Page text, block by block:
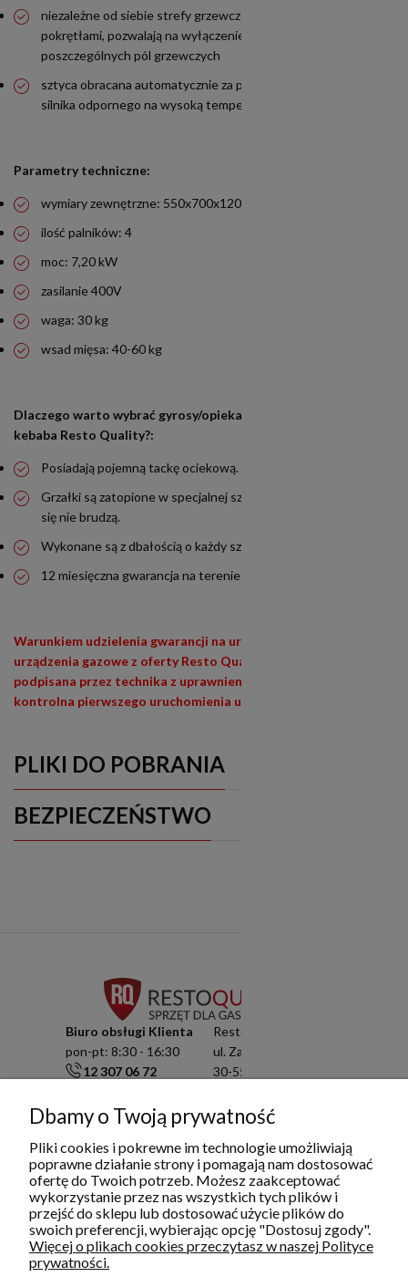
niezależne od siebie strefy grzewcze, sterowania oddzielnymi
pokrętłami, pozwalają na wyłączenie lub zmniejszenie mocy
poszczególnych pól grzewczych
sztyca obracana automatycznie za pomocą elektrycznego
silnika odpornego na wysoką temperaturę
Parametry techniczne:
wymiary zewnętrzne: 550x700x1200 mm
ilość palników: 4
moc: 7,20 kW
zasilanie 400V
waga: 30 kg
wsad mięsa: 40-60 kg
Dlaczego warto wybrać gyrosy/opiekacze elektryczne do
kebaba Resto Quality?:
Posiadają pojemną tackę ociekową.
Grzałki są zatopione w specjalnej szybie dzięki, której grzałki
się nie brudzą.
Wykonane są z dbałością o każdy szczegół.
12 miesięczna gwarancja na terenie całej Polski.
Warunkiem udzielenia gwarancji na urządzenia siłowe (400V) i
urządzenia gazowe z oferty Resto Quality jest wypełniona i
podpisana przez technika z uprawnieniami (E1,E3) lista
kontrolna pierwszego uruchomienia urządzenia
PLIKI DO POBRANIA
BEZPIECZEŃSTWO
Biuro obsługi Klienta
pon-pt: 8:30 - 16:30
12 307 06 72
info@restoquality.pl
Serwis
pon-pt: 8:30 - 16:30
577 609 633
serwis@restoquality.pl
Resto Quality Sp. z o.o.
ul. Zamknięta 10/1.5
30-554 Kraków
KRS: 0000511822
Dbamy o Twoją prywatność
Pliki cookies i pokrewne im technologie umożliwiają
poprawne działanie strony i pomagają nam dostosować
ofertę do Twoich potrzeb. Możesz zaakceptować
wykorzystanie przez nas wszystkich tych plików i
przejść do sklepu lub dostosować użycie plików do
swoich preferencji, wybierając opcję "Dostosuj zgody".
Więcej o plikach cookies przeczytasz w naszej Polityce
prywatności.